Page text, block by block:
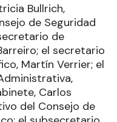
Bullrich,
de Seguridad
de
el secretario
Martín Verrier; el
Carlos
del Consejo de